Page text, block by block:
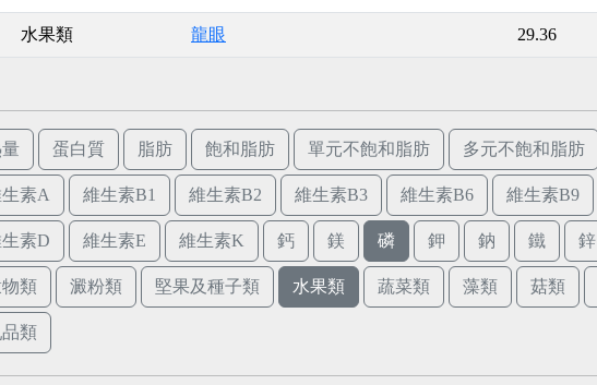
水果類 龍眼 29.36
蛋白質 脂肪 飽和脂肪 單元不飽和脂肪 多元不飽和脂肪
素A 維生素B1 維生素B2 維生素B3 維生素B6 維生素B9
素D 維生素E 維生素K 鈣 鎂 磷 鉀 鈉 鐵 鋅
類 澱粉類 堅果及種子類 水果類 蔬菜類 藻類 菇類
類